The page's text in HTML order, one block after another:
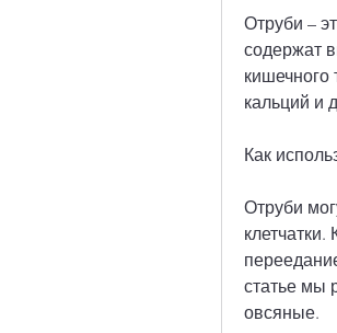
Отруби –
содержат
кишечного
кальций и
Как
Отруби
статье мы
овсяные.